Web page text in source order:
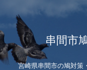
串間市
宮崎県串間市の鳩対策